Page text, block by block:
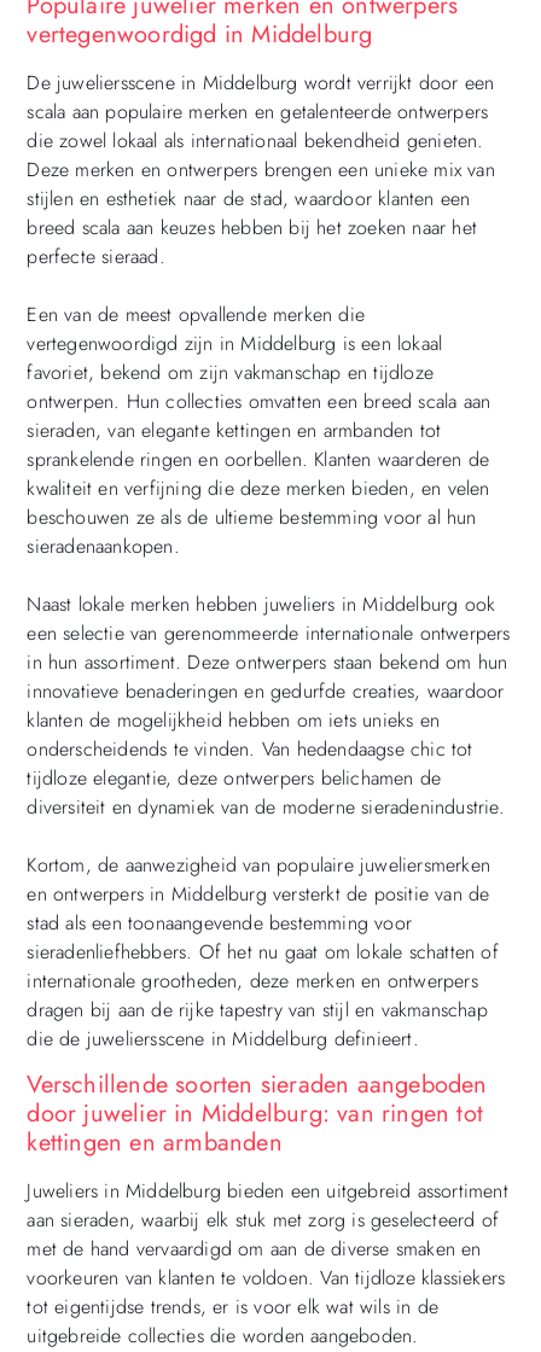
vertegenwoordigd in Middelburg
De juweliersscene in Middelburg wordt verrijkt door een
scala aan populaire merken en getalenteerde ontwerpers
die zowel lokaal als internationaal bekendheid genieten.
Deze merken en ontwerpers brengen een unieke mix van
stijlen en esthetiek naar de stad, waardoor klanten een
breed scala aan keuzes hebben bij het zoeken naar het
perfecte sieraad.
Een van de meest opvallende merken die
vertegenwoordigd zijn in Middelburg is een lokaal
favoriet, bekend om zijn vakmanschap en tijdloze
ontwerpen. Hun collecties omvatten een breed scala aan
sieraden, van elegante kettingen en armbanden tot
sprankelende ringen en oorbellen. Klanten waarderen de
kwaliteit en verfijning die deze merken bieden, en velen
beschouwen ze als de ultieme bestemming voor al hun
sieradenaankopen.
Naast lokale merken hebben juweliers in Middelburg ook
een selectie van gerenommeerde internationale ontwerpers
in hun assortiment. Deze ontwerpers staan bekend om hun
innovatieve benaderingen en gedurfde creaties, waardoor
klanten de mogelijkheid hebben om iets unieks en
onderscheidends te vinden. Van hedendaagse chic tot
tijdloze elegantie, deze ontwerpers belichamen de
diversiteit en dynamiek van de moderne sieradenindustrie.
Kortom, de aanwezigheid van populaire juweliersmerken
en ontwerpers in Middelburg versterkt de positie van de
stad als een toonaangevende bestemming voor
sieradenliefhebbers. Of het nu gaat om lokale schatten of
internationale grootheden, deze merken en ontwerpers
dragen bij aan de rijke tapestry van stijl en vakmanschap
die de juweliersscene in Middelburg definieert.
Verschillende soorten sieraden aangeboden
door juwelier in Middelburg: van ringen tot
kettingen en armbanden
Juweliers in Middelburg bieden een uitgebreid assortiment
aan sieraden, waarbij elk stuk met zorg is geselecteerd of
met de hand vervaardigd om aan de diverse smaken en
voorkeuren van klanten te voldoen. Van tijdloze klassiekers
tot eigentijdse trends, er is voor elk wat wils in de
uitgebreide collecties die worden aangeboden.